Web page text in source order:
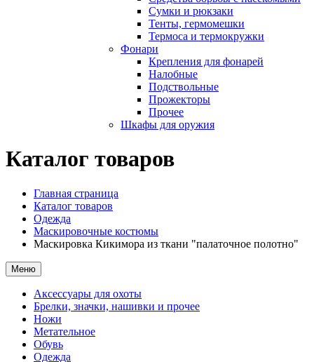
Сумки и рюкзаки
Тенты, гермомешки
Термоса и термокружки
Фонари
Крепления для фонарей
Налобные
Подствольные
Прожекторы
Прочее
Шкафы для оружия
Каталог товаров
Главная страница
Каталог товаров
Одежда
Маскировочные костюмы
Маскировка Кикимора из ткани "палаточное полотно"
Меню
Аксессуары для охоты
Брелки, значки, нашивки и прочее
Ножи
Метательное
Обувь
Одежда